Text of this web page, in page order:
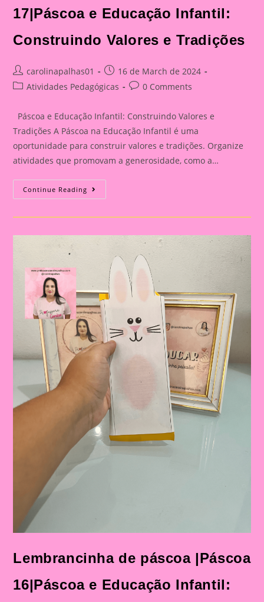
17|Páscoa e Educação Infantil:
Construindo Valores e Tradições
Post
author:
carolinapalhas01
Post
published:
16 de March de 2024
PostAtividades Pedagógicas
Post0 Comments
Páscoa e Educação Infantil: Construindo Valores e
Tradições A Páscoa na Educação Infantil é uma
oportunidade para construir valores e tradições. Organize
atividades que promovam a generosidade, como a…
Continue Reading Lembrancinha
De
|Páscoa
Educação
Infantil:
Construindo
Valores
Tradições
Lembrancinha de páscoa |Páscoa
16|Páscoa e Educação Infantil: